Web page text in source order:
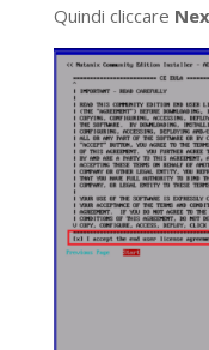
Quindi cliccare